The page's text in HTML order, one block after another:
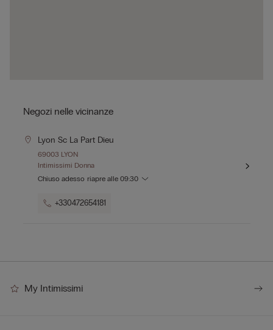
Negozi nelle vicinanze
Lyon Sc La Part Dieu
69003 LYON
Intimissimi Donna
Chiuso adesso riapre alle 09:30
+330472654181
My Intimissimi